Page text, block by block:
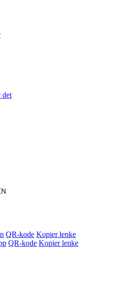
det
QR-kode Kopier lenke
QR-kode Kopier lenke